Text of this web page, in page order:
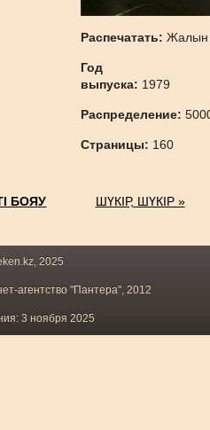
Распечатать:Жалын
Год
выпуска: 1979
Распределение:
Страницы: 160
БОЯУ ШҮКІР, ШҮКІР »
2025
агентство "Пантера", 2012
3 ноября 2025